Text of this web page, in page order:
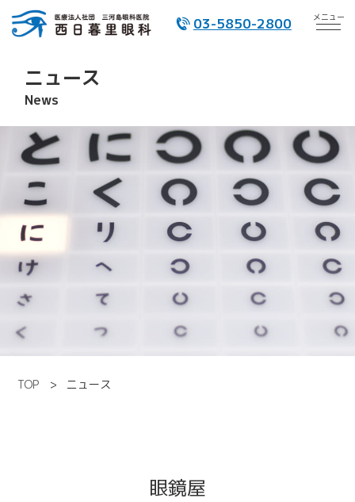
03-5850-2800 メニュー
ニュース
News
TOP ニュース
眼鏡屋